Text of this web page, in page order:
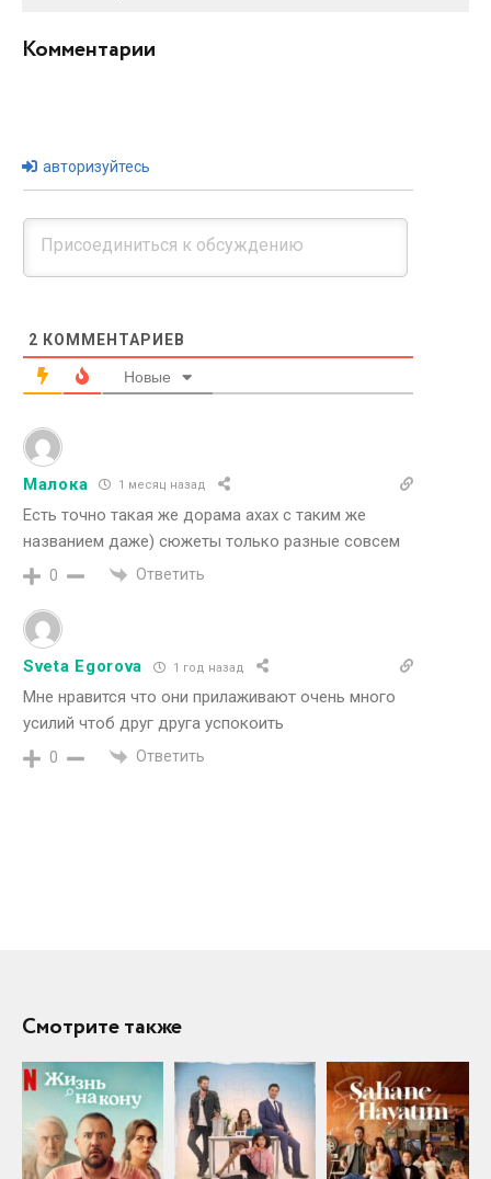
Комментарии
авторизуйтесь
2 КОММЕНТАРИЕВ
Новые
Малока 1 месяц назад
Есть точно такая же дорама ахах с таким же
названием даже) сюжеты только разные совсем
0 Ответить
Sveta Egorova 1 год назад
Мне нравится что они прилаживают очень много
усилий чтоб друг друга успокоить
0 Ответить
Смотрите также